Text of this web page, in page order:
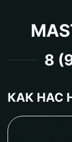
8
КАК НАС